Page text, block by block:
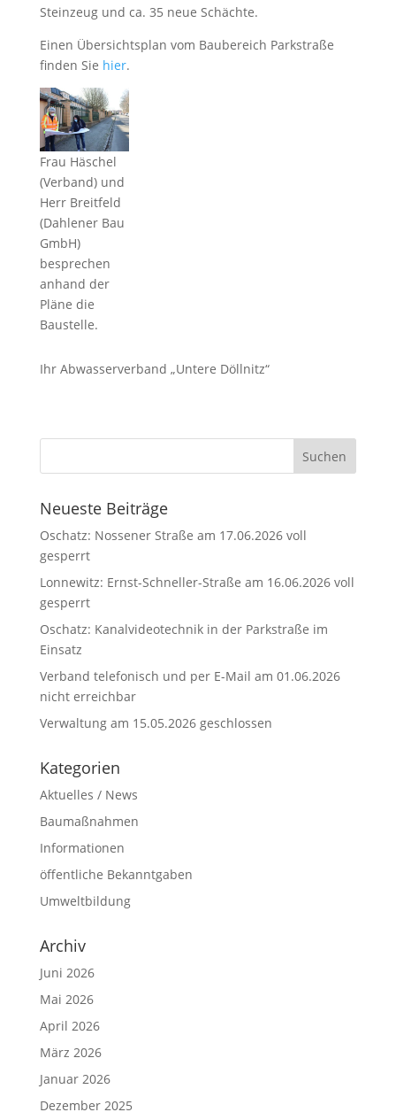
Steinzeug und ca. 35 neue Schächte.
Einen Übersichtsplan vom Baubereich Parkstraße
finden Sie hier.
Frau Häschel
(Verband) und
Herr Breitfeld
(Dahlener Bau
GmbH)
besprechen
anhand der
Pläne die
Baustelle.
Ihr Abwasserverband „Untere Döllnitz“
Neueste Beiträge
Oschatz: Nossener Straße am 17.06.2026 voll
gesperrt
Lonnewitz: Ernst-Schneller-Straße am 16.06.2026 voll
gesperrt
Oschatz: Kanalvideotechnik in der Parkstraße im
Einsatz
Verband telefonisch und per E-Mail am 01.06.2026
nicht erreichbar
Verwaltung am 15.05.2026 geschlossen
Kategorien
Aktuelles / News
Baumaßnahmen
Informationen
öffentliche Bekanntgaben
Umweltbildung
Archiv
Juni 2026
Mai 2026
April 2026
März 2026
Januar 2026
Dezember 2025